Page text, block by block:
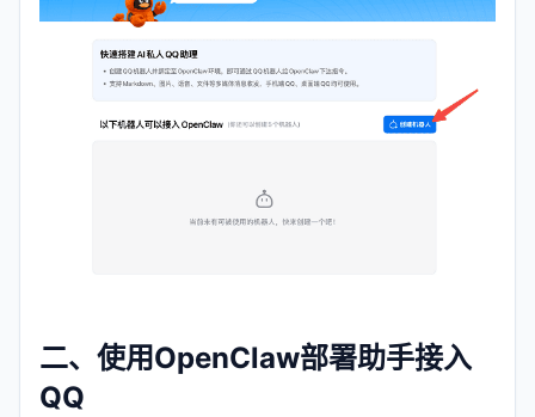
二、使用OpenClaw部署助手接入
QQ